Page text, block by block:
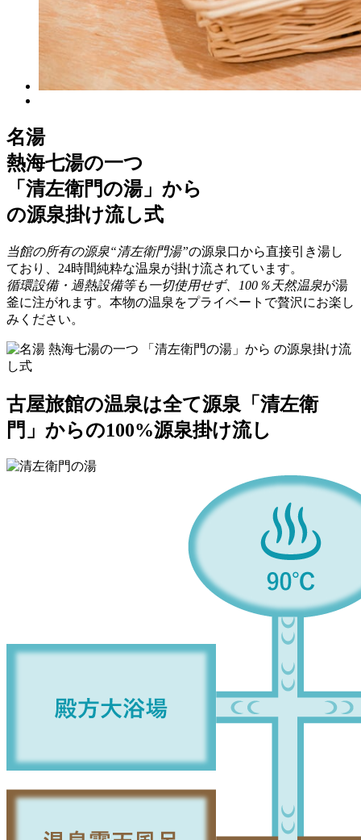
名湯
熱海七湯の一つ
「清左衛門の湯」から
の源泉掛け流し式
当館の所有の源泉“清左衛門湯”の源泉口から直接引き湯し
ており、24時間純粋な温泉が掛け流されています。
循環設備・過熱設備等も一切使用せず、100％天然温泉が湯
釜に注がれます。本物の温泉をプライベートで贅沢にお楽し
みください。
古屋旅館の温泉は全て源泉「清左衛
門」からの100%源泉掛け流し